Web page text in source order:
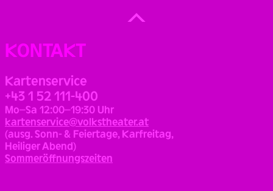
Back
to
KONTAKT
Kartenservice
+43 1 52 111-400
Mo–Sa 12:00–19:30 Uhr
kartenservice@volkstheater.at
(ausg. Sonn- & Feiertage, Karfreitag,
Heiliger Abend)
Sommeröffnungszeiten